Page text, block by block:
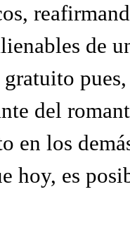
de
del
en los
hoy, es